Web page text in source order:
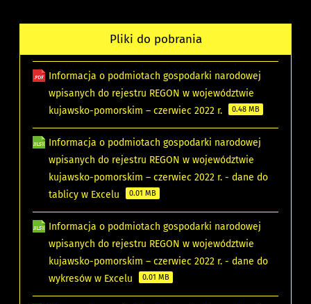
Pliki do pobrania
Informacja o podmiotach gospodarki narodowej
wpisanych do rejestru REGON w województwie
kujawsko-pomorskim – czerwiec 2022 r.
0.48 MB
Informacja o podmiotach gospodarki narodowej
wpisanych do rejestru REGON w województwie
kujawsko-pomorskim – czerwiec 2022 r. - dane do
tablicy w Excelu
0.01 MB
Informacja o podmiotach gospodarki narodowej
wpisanych do rejestru REGON w województwie
kujawsko-pomorskim – czerwiec 2022 r. - dane do
wykresów w Excelu
0.01 MB